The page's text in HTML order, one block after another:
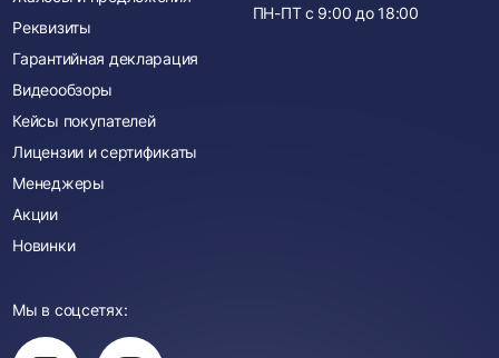
Реквизиты
Гарантийная декларация
Видеообзоры
Кейсы покупателей
Лицензии и сертификаты
Менеджеры
Акции
Новинки
ПН-ПТ с 9:00 до 18:00
Мы в соцсетях:
Вы
Вы